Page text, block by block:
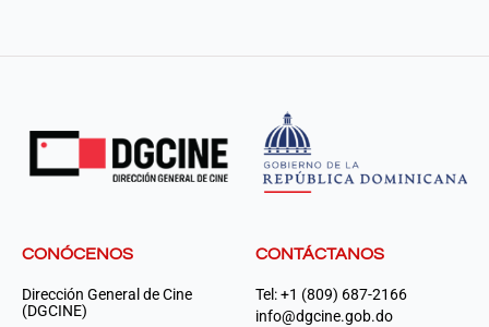
CONÓCENOS
Dirección General de Cine
(DGCINE)
CONTÁCTANOS
Tel: +1 (809) 687-2166
info@dgcine.gob.do